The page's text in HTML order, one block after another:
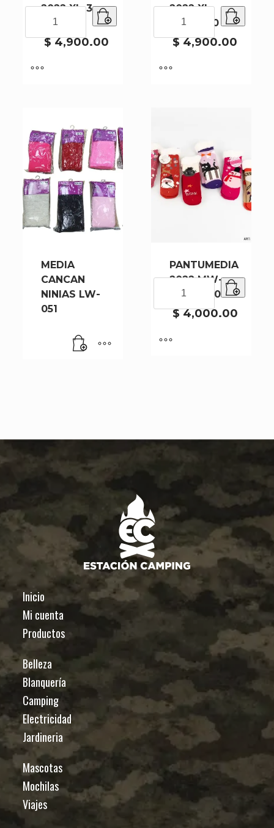
2022 XL-3-
2-180
$4,900.00
XL-
2-
2022 XL-
44-11-180
$4,900.00
XL-
11-
MEDIA
CANCAN
NINIAS LW-
051
PANTUMEDIA
2022 MW-
110-4-240
$4,000.00
MW-
4-
Inicio
Mi cuenta
Productos
Belleza
Blanquería
Camping
Electricidad
Jardineria
Mascotas
Mochilas
Viajes